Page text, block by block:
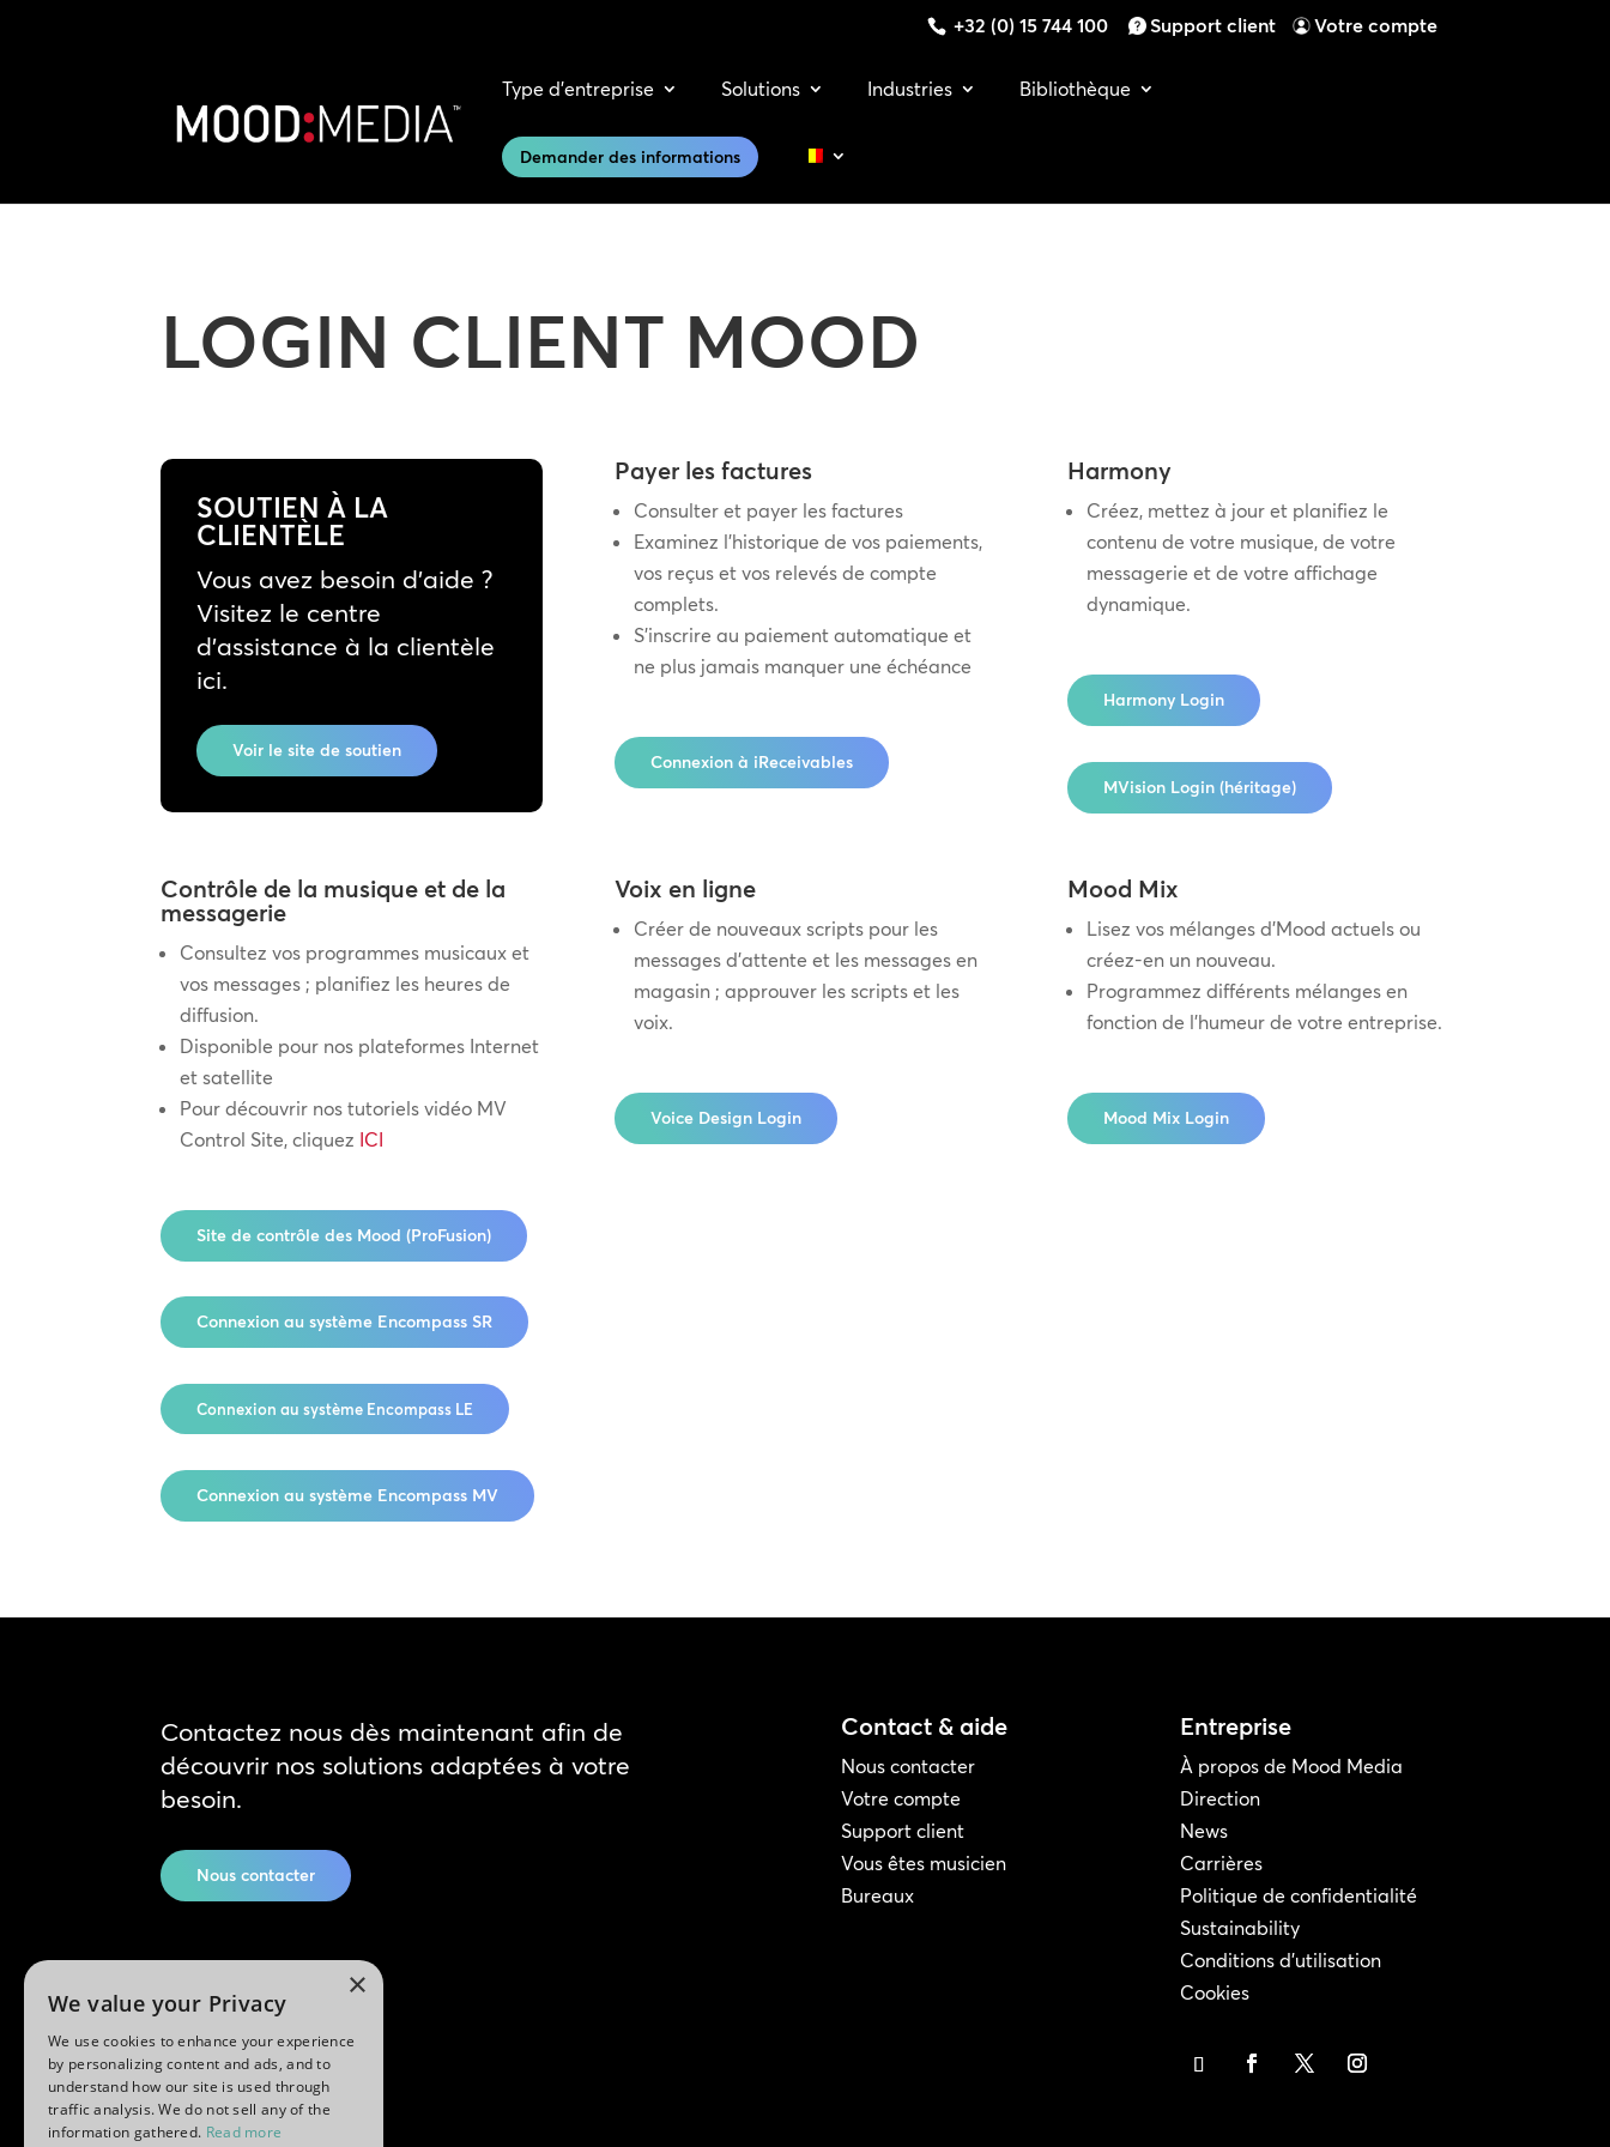
+32 (0) 15 744 100 Support client Votre compte
Type d’entreprise Solutions Industries Bibliothèque
Demander des informations
LOGIN CLIENT MOOD
SOUTIEN À LA
CLIENTÈLE
Vous avez besoin d’aide ?
Visitez le centre
d’assistance à la clientèle
ici.
Voir le site de soutien
Payer les factures
Consulter et payer les factures
Examinez l’historique de vos paiements,
vos reçus et vos relevés de compte
complets.
S’inscrire au paiement automatique et
ne plus jamais manquer une échéance
Connexion à iReceivables
Harmony
Créez, mettez à jour et planifiez le
contenu de votre musique, de votre
messagerie et de votre affichage
dynamique.
Harmony Login
MVision Login (héritage)
Contrôle de la musique et de la
messagerie
Consultez vos programmes musicaux et
vos messages ; planifiez les heures de
diffusion.
Disponible pour nos plateformes Internet
et satellite
Pour découvrir nos tutoriels vidéo MV
Control Site, cliquez ICI
Site de contrôle des Mood (ProFusion)
Connexion au système Encompass SR
Connexion au système Encompass LE
Connexion au système Encompass MV
Voix en ligne
Créer de nouveaux scripts pour les
messages d’attente et les messages en
magasin ; approuver les scripts et les
voix.
Voice Design Login
Mood Mix
Lisez vos mélanges d’Mood actuels ou
créez-en un nouveau.
Programmez différents mélanges en
fonction de l’humeur de votre entreprise.
Mood Mix Login
Contactez nous dès maintenant afin de
découvrir nos solutions adaptées à votre
besoin.
Nous contacter
Contact & aide
Nous contacter
Votre compte
Support client
Vous êtes musicien
Bureaux
Entreprise
À propos de Mood Media
Direction
News
Carrières
Politique de confidentialité
Sustainability
Conditions d'utilisation
Cookies
×
We value your Privacy
We use cookies to enhance your experience
by personalizing content and ads, and to
understand how our site is used through
traffic analysis. We do not sell any of the
information gathered. Read more